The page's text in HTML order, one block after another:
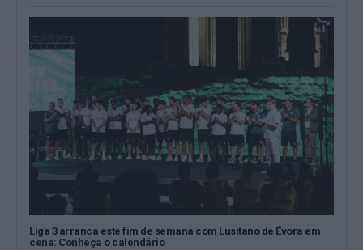
Liga 3 arranca este fim de semana com Lusitano de Évora em
cena: Conheça o calendário